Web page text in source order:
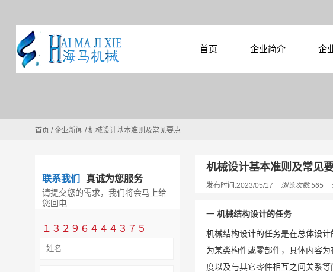
首页 企业简介 企
首页 /企业新闻 /机械设计基本准则及常见要点
联系我们 真诚为您服务
请提交您的需求，我们将会马上给
您回电
１３２９６４４４３７５
机械设计基本准则及常见
发布时间:2023/05/17 浏览次数:565
一 机械结构设计的任务
机械结构设计的任务是在总体设
为某类构件或零部件，具体内容
度以及与其它零件相互之间关系